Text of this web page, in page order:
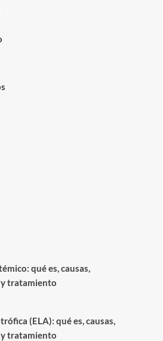
qué es, causas,
tratamiento
(ELA): qué es, causas,
tratamiento